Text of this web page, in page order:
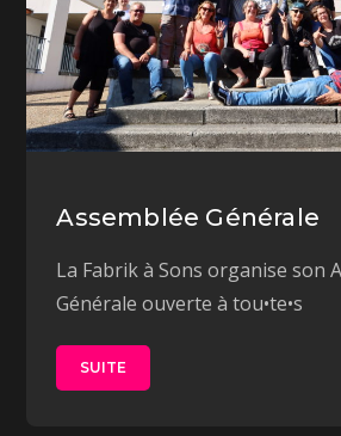
Assemblée Générale
La Fabrik à Sons organise son
Générale ouverte à tou•te•s
SUITE